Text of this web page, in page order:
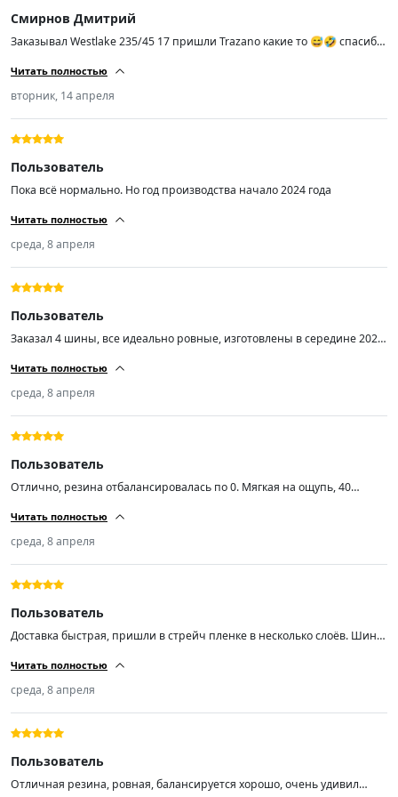
как держит водяной клин( пока не пробовал) визуально протектор
должен справляться без каких то приколов. Из минусов- блин да это
обычная бюджетная резина которая будет выполнять свою задачу
без приколов, да она по любому быстро закончиться потому что она
деньги и спросили купишь еще раз? я бы сказал да(чето случиться
напишу сюда же))
Смирнов Дмитрий
Заказывал Westlake 235/45 17 пришли Trazano какие то 😅🤣 спасибо
Читать полностью
вторник, 14 апреля
Пользователь
Пока всё нормально. Но год производства начало 2024 года
Читать полностью
среда, 8 апреля
Пользователь
Заказал 4 шины, все идеально ровные, изготовлены в середине 2025
👍
Читать полностью
среда, 8 апреля
Пользователь
Отлично, резина отбалансировалась по 0. Мягкая на ощупь, 40
Читать полностью
среда, 8 апреля
Пользователь
Доставка быстрая, пришли в стрейч пленке в несколько слоёв. Шины
Читать полностью
среда, 8 апреля
Пользователь
Отличная резина, ровная, балансируется хорошо, очень удивил